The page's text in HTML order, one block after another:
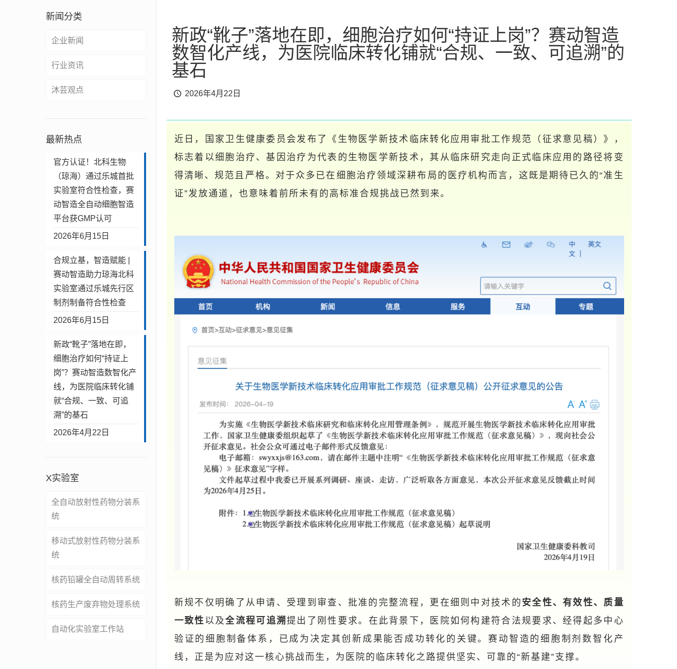
新政“靴子”落地在即，细胞治疗如何“持证上岗”？赛动智造
数智化产线，为医院临床转化铺就“合规、一致、可追溯”的
基石
2026年4月22日
近日，国家卫生健康委员会发布了《生物医学新技术临床转化应用审批工作规范（征求意见稿）》，
标志着以细胞治疗、基因治疗为代表的生物医学新技术，其从临床研究走向正式临床应用的路径将变
得清晰、规范且严格。对于众多已在细胞治疗领域深耕布局的医疗机构而言，这既是期待已久的“准生
证”发放通道，也意味着前所未有的高标准合规挑战已然到来。
新规不仅明确了从申请、受理到审查、批准的完整流程，更在细则中对技术的 安全性、有效性、质量
一致性 以及全流程可追溯提出了刚性要求。在此背景下，医院如何构建符合法规要求、经得起多中心
验证的细胞制备体系，已成为决定其创新成果能否成功转化的关键。赛动智造的细胞制剂数智化产
线，正是为应对这一核心挑战而生，为医院的临床转化之路提供坚实、可靠的“新基建”支撑。
新闻分类
企业新闻
行业资讯
沐芸观点
最新热点
官方认证！北科生物
（琼海）通过乐城首批
实验室符合性检查，赛
动智造全自动细胞智造
平台获GMP认可
2026年6月15日
合规立基，智造赋能 |
赛动智造助力琼海北科
实验室通过乐城先行区
制剂制备符合性检查
2026年6月15日
新政“靴子”落地在即，
细胞治疗如何“持证上
岗”？赛动智造数智化产
线，为医院临床转化铺
就“合规、一致、可追
溯”的基石
2026年4月22日
X实验室
全自动放射性药物分装系
统
移动式放射性药物分装系
统
核药铅罐全自动周转系统
核药生产废弃物处理系统
自动化实验室工作站